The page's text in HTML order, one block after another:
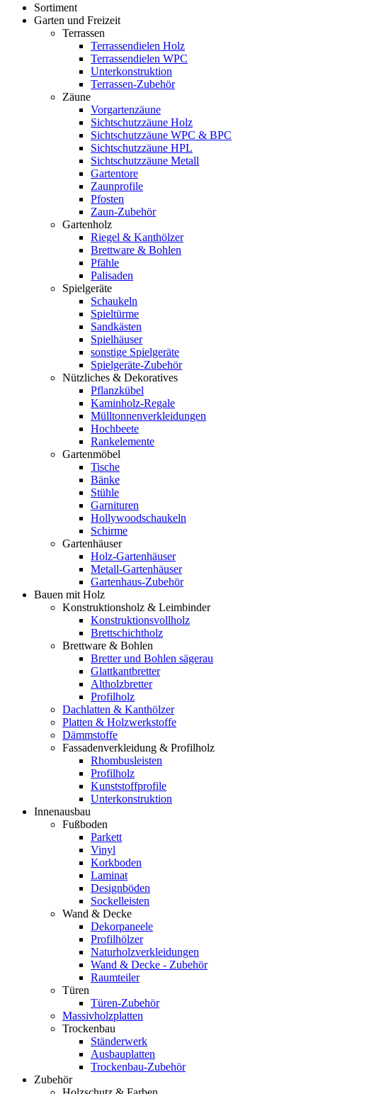
Sortiment
Garten und Freizeit
Terrassen
Terrassendielen Holz
Terrassendielen WPC
Unterkonstruktion
Terrassen-Zubehör
Zäune
Vorgartenzäune
Sichtschutzzäune Holz
Sichtschutzzäune WPC & BPC
Sichtschutzzäune HPL
Sichtschutzzäune Metall
Gartentore
Zaunprofile
Pfosten
Zaun-Zubehör
Gartenholz
Riegel & Kanthölzer
Brettware & Bohlen
Pfähle
Palisaden
Spielgeräte
Schaukeln
Spieltürme
Sandkästen
Spielhäuser
sonstige Spielgeräte
Spielgeräte-Zubehör
Nützliches & Dekoratives
Pflanzkübel
Kaminholz-Regale
Mülltonnenverkleidungen
Hochbeete
Rankelemente
Gartenmöbel
Tische
Bänke
Stühle
Garnituren
Hollywoodschaukeln
Schirme
Gartenhäuser
Holz-Gartenhäuser
Metall-Gartenhäuser
Gartenhaus-Zubehör
Bauen mit Holz
Konstruktionsholz & Leimbinder
Konstruktionsvollholz
Brettschichtholz
Brettware & Bohlen
Bretter und Bohlen sägerau
Glattkantbretter
Altholzbretter
Profilholz
Dachlatten & Kanthölzer
Platten & Holzwerkstoffe
Dämmstoffe
Fassadenverkleidung & Profilholz
Rhombusleisten
Profilholz
Kunststoffprofile
Unterkonstruktion
Innenausbau
Fußboden
Parkett
Vinyl
Korkboden
Laminat
Designböden
Sockelleisten
Wand & Decke
Dekorpaneele
Profilhölzer
Naturholzverkleidungen
Wand & Decke - Zubehör
Raumteiler
Türen
Türen-Zubehör
Massivholzplatten
Trockenbau
Ständerwerk
Ausbauplatten
Trockenbau-Zubehör
Zubehör